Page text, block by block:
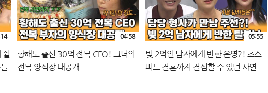
쉴
황해도 출신 30억 전복 CEO! 그녀의
전복 양식장 대공개
04:58
빚 2억인 남자에게 반한 은영?! 초스
피드 결혼까지 결심할 수 있던 사연
05:55